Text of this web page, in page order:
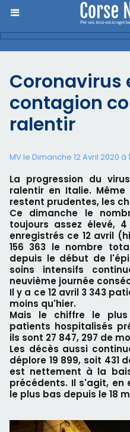
Coronavirus
contagion
ralentir
MV le Dimanche 12 Avril 2020 à
La progression du
ralentir en Italie.
restent prudentes, les
Ce dimanche le
toujours assez élevé,
enregistrés ce 12 avril
156 363 le nombre
depuis le début de
soins intensifs
neuvième journée
Il y a ce 12 avril 3 343
moins qu'hier.
Mais le chiffre le
patients hospitalisés
ils sont 27 847, 297 de
Les décès aussi
déplore 19 899, soit 431
est nettement à la
précédents. Il s'agit,
le plus bas depuis le 18